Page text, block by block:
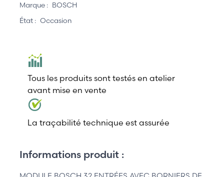
Marque : BOSCH
État : Occasion
Tous les produits sont testés en atelier
avant mise en vente
La traçabilité technique est assurée
Informations produit :